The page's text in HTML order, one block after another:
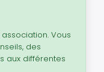
Vous
des
aux différentes